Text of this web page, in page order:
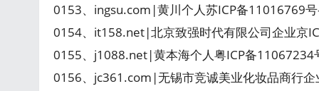
0153、ingsu.com|黄川个人苏ICP备11016769
0154、it158.net|北京致强时代有限公司企业京
0155、j1088.net|黄本海个人粤ICP备11067234
0156、jc361.com|无锡市竞诚美业化妆品商行